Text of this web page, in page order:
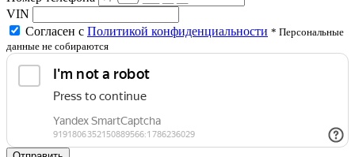
VIN
Согласен с Политикой конфиденциальности * Персональные
данные не собираются